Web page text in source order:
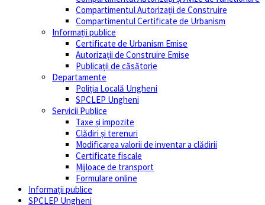
Compartimentul Autorizații de Construire
Compartimentul Certificate de Urbanism
Informații publice
Certificate de Urbanism Emise
Autorizații de Construire Emise
Publicații de căsătorie
Departamente
Poliția Locală Ungheni
SPCLEP Ungheni
Servicii Publice
Taxe și impozite
Clădiri și terenuri
Modificarea valorii de inventar a clădirii
Certificate fiscale
Mijloace de transport
Formulare online
Informații publice
SPCLEP Ungheni